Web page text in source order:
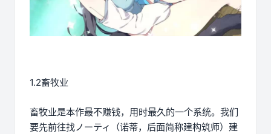
1.2畜牧业
畜牧业是本作最不赚钱，用时最久的一个系统。我们
要先前往找ノーティ（诺蒂，后面简称建构筑师）建